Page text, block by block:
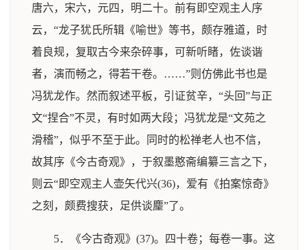
唐六，宋六，元四，明二十。前有即空观主人序
云，“龙子犹氏所辑《喻世》等书，颇存雅道，时
着良规，复取古今来杂碎事，可新听睹，佐谈谐
者，演而畅之，得若干卷。……”则仿佛此书也是
冯犹龙作。然而叙述平板，引证贫辛，“头回”与正
文“捏合”不灵，有时如两大段；冯犹龙是“文苑之
滑稽”，似乎不至于此。同时的松禅老人也不信，
故其序《今古奇观》，于叙墨憨斋编纂三言之下，
则云“即空观主人壶矢代兴(36)，爱有《拍案惊奇》
之刻，颇费搜获，足供谈麈”了。
5．《今古奇观》(37)。四十卷；每卷一事。这